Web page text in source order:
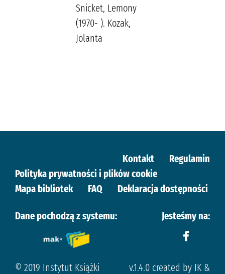
Snicket, Lemony
(1970- ). Kozak,
Jolanta
Kontakt
Regulamin
Polityka prywatności i plików cookie
Mapa bibliotek
FAQ Deklaracja dostępności
Dane pochodzą z systemu: Jesteśmy na:
© 2019 Instytut Książki v.1.4.0 created by IK &